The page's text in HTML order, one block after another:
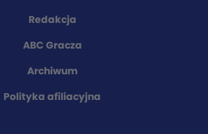
Redakcja
ABC Gracza
Archiwum
Polityka afiliacyjna